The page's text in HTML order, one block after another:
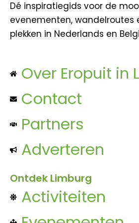
Dé inspiratiegids voor de
evenementen, wandelroutes
plekken in Nederlands en
Over Eropuit in
Contact
Partners
Adverteren
Ontdek Limburg
Activiteiten